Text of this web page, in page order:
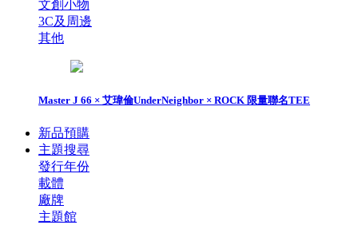
文創小物
3C及周邊
其他
Master J 66 × 艾瑋倫UnderNeighbor × ROCK 限量聯名TEE
新品預購
主題搜尋
發行年份
載體
廠牌
主題館